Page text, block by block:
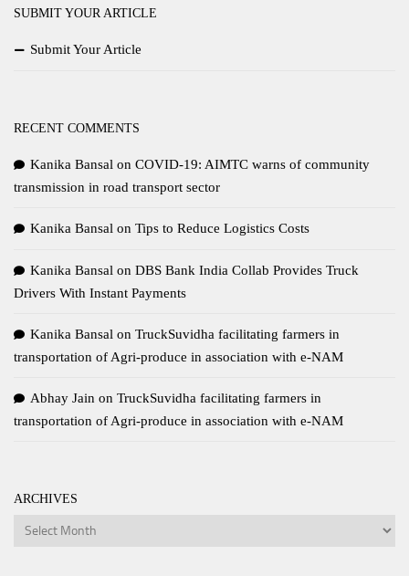
SUBMIT YOUR ARTICLE
Submit Your Article
RECENT COMMENTS
Kanika Bansal on COVID-19: AIMTC warns of community
transmission in road transport sector
Kanika Bansal on Tips to Reduce Logistics Costs
Kanika Bansal on DBS Bank India Collab Provides Truck
Drivers With Instant Payments
Kanika Bansal on TruckSuvidha facilitating farmers in
transportation of Agri-produce in association with e-NAM
Abhay Jain on TruckSuvidha facilitating farmers in
transportation of Agri-produce in association with e-NAM
ARCHIVES
Archives